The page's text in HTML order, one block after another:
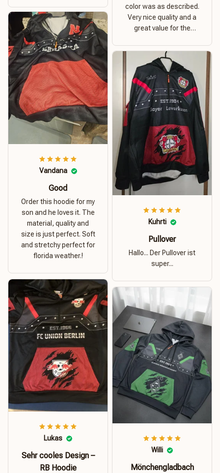
and comfortable
color was as described.
Very nice quality and a
great value for the
hoodie.
Vandana
Good
Order this hoodie for my
son and he loves it. The
material, quality and
size is just perfect. Soft
and stretchy perfect for
florida weather.!
Kuhrti
Pullover
Hallo... Der Pullover ist
super...
Lukas
Sehr cooles Design –
RB Hoodie
Willi
Mönchengladbach